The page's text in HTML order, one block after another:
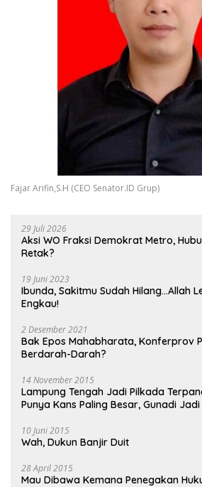
Fajar Arifin,S.H (CEO Senator.ID Grup)
29 Juli 2026
Aksi WO Fraksi Demokrat Metro,
Retak?
19 Juni 2023
Ibunda, Sakitmu Sudah Hilang…Allah
Engkau!
2 Desember 2021
Bak Epos Mahabharata, Konferprov
Berdarah-Darah?
14 November 2015
Lampung Tengah Jadi Pilkada
Punya Kans Paling Besar, Gunadi
10 Juni 2015
Wah, Dukun Banjir Duit
28 April 2015
Mau Dibawa Kemana Penegakan